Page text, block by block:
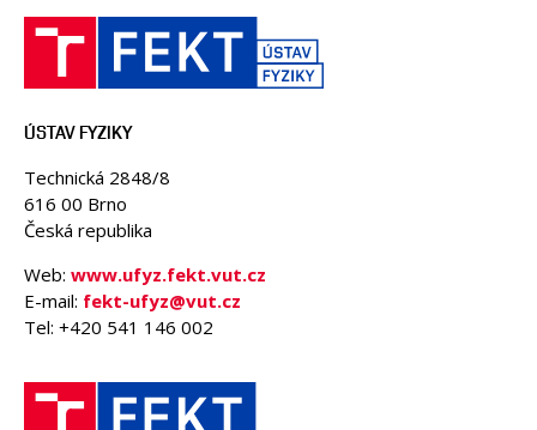
ÚSTAV FYZIKY
Technická 2848/8
616 00 Brno
Česká republika
Web: www.ufyz.fekt.vut.cz
E-mail: fekt-ufyz@vut.cz
Tel: +420 541 146 002